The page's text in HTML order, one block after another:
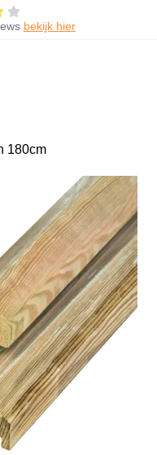
bekijk hier
180cm